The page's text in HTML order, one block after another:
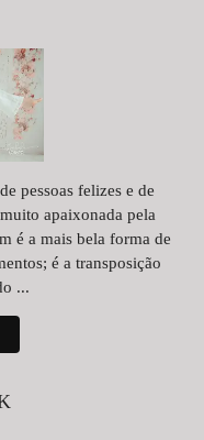
pessoas felizes e de
apaixonada pela
é a mais bela forma de
é a transposição
...